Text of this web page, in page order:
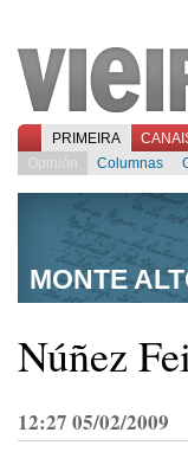
PRIMEIRA
Opinión
Columnas
MONTE
Núñez
12:27 05/02/2009